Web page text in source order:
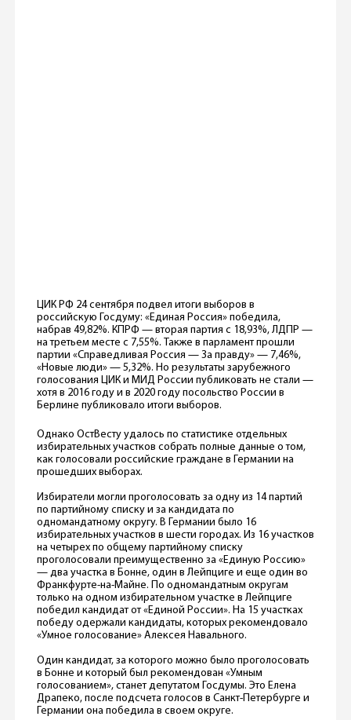
ЦИК РФ 24 сентября подвел итоги выборов в
российскую Госдуму: «Единая Россия» победила,
набрав 49,82%. КПРФ — вторая партия с 18,93%, ЛДПР —
на третьем месте с 7,55%. Также в парламент прошли
партии «Справедливая Россия — За правду» — 7,46%,
«Новые люди» — 5,32%. Но результаты зарубежного
голосования ЦИК и МИД России публиковать не стали —
хотя в 2016 году и в 2020 году посольство России в
Берлине публиковало итоги выборов.
Однако ОстВесту удалось по статистике отдельных
избирательных участков собрать полные данные о том,
как голосовали российские граждане в Германии на
прошедших выборах.
Избиратели могли проголосовать за одну из 14 партий
по партийному списку и за кандидата по
одномандатному округу. В Германии было 16
избирательных участков в шести городах. Из 16 участков
на четырех по общему партийному списку
проголосовали преимущественно за «Единую Россию»
— два участка в Бонне, один в Лейпциге и еще один во
Франкфурте-на-Майне. По одномандатным округам
только на одном избирательном участке в Лейпциге
победил кандидат от «Единой России». На 15 участках
победу одержали кандидаты, которых рекомендовало
«Умное голосование» Алексея Навального.
Один кандидат, за которого можно было проголосовать
в Бонне и который был рекомендован «Умным
голосованием», станет депутатом Госдумы. Это Елена
Драпеко, после подсчета голосов в Санкт-Петербурге и
Германии она победила в своем округе.